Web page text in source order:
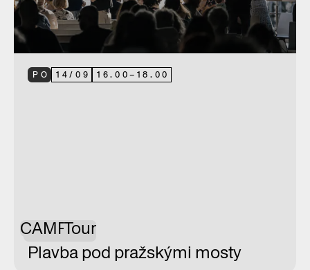
PO 14/09 16.00– 18.00
CAMPTour
Plavba pod pražskými mosty